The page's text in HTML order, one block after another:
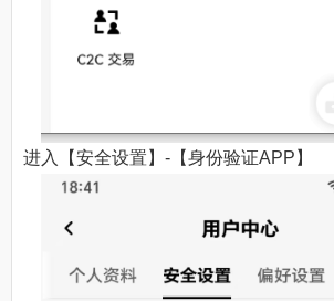
进入【安全设置】-【身份验证APP】